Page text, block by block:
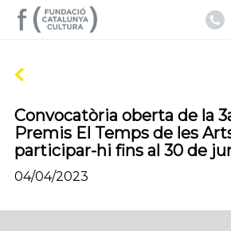
Convocatòria oberta de la
Premis El Temps de les
participar-hi fins al 30 de
04/04/2023